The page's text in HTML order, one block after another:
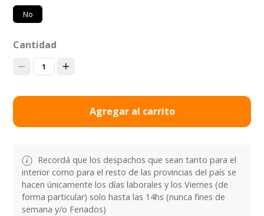
No
Cantidad
1
Agregar al carrito
Recordá que los despachos que sean tanto para el
interior como para el resto de las provincias del país se
hacen únicamente los días laborales y los Viernes (de
forma particular) solo hasta las 14hs (nunca fines de
semana y/o Feriados)